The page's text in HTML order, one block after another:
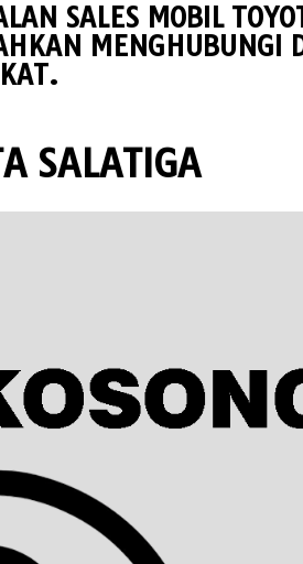
SALES MOBIL
MENGHUBUNGI
SALATIGA